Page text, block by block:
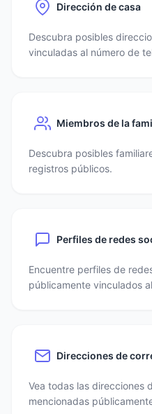
Dirección de casa
Descubra posibles
vinculadas al número de
Miembros de la
Descubra posibles
registros públicos.
Perfiles de redes
Encuentre perfiles de
públicamente vinculados
Direcciones de
Vea todas las direcciones
mencionadas